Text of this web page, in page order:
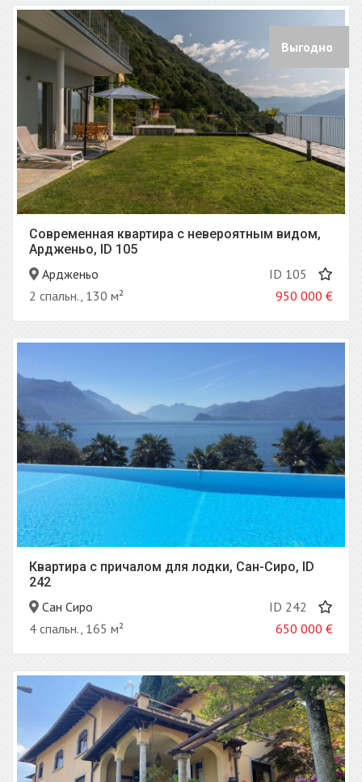
Выгодно
Современная квартира с невероятным видом,
Ардженьо, ID 105
Ардженьо
ID 105
2 спальн., 130 м²
950 000 €
Квартира с причалом для лодки, Сан-Сиро, ID
242
Сан Сиро
ID 242
4 спальн., 165 м²
650 000 €